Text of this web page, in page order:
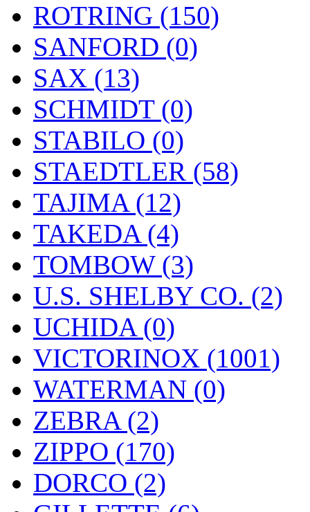
ROTRING (150)
SANFORD (0)
SAX (13)
SCHMIDT (0)
STABILO (0)
STAEDTLER (58)
TAJIMA (12)
TAKEDA (4)
TOMBOW (3)
U.S. SHELBY CO. (2)
UCHIDA (0)
VICTORINOX (1001)
WATERMAN (0)
ZEBRA (2)
ZIPPO (170)
DORCO (2)